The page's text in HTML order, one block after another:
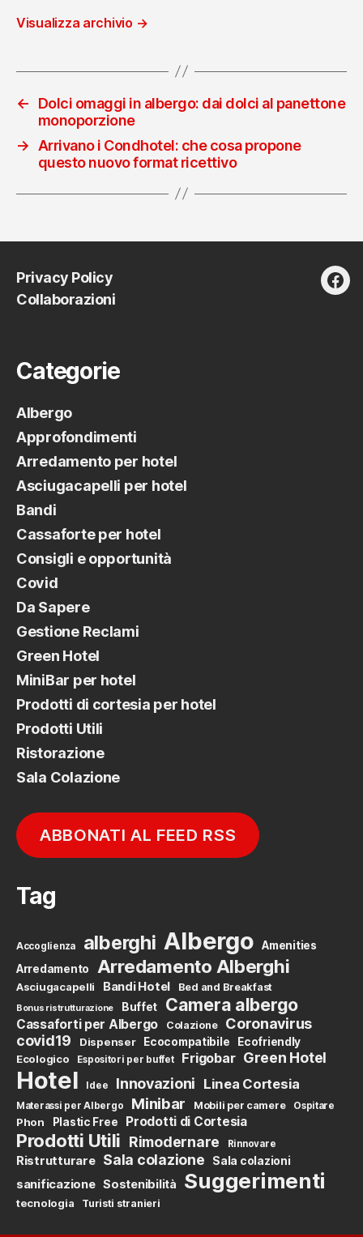
Visualizza archivio →
←
Dolci omaggi in albergo: dai dolci al panettone
monoporzione
→
Arrivano i Condhotel: che cosa propone
questo nuovo format ricettivo
Privacy Policy
Collaborazioni
Categorie
Albergo
Approfondimenti
Arredamento per hotel
Asciugacapelli per hotel
Bandi
Cassaforte per hotel
Consigli e opportunità
Covid
Da Sapere
Gestione Reclami
Green Hotel
MiniBar per hotel
Prodotti di cortesia per hotel
Prodotti Utili
Ristorazione
Sala Colazione
ABBONATI AL FEED RSS
Tag
Accoglienza alberghi Albergo
Amenities
Arredamento
Arredamento Alberghi
Asciugacapelli Bandi Hotel Bed and Breakfast
Bonus ristrutturazione Buffet Camera albergo
Cassaforti per Albergo Colazione
Coronavirus
covid19
Dispenser Ecocompatibile
Ecofriendly
Ecologico
Espositori per buffet Frigobar Green Hotel
Hotel Idee Innovazioni Linea Cortesia
Materassi per Albergo Minibar Mobili per camere Ospitare
Phon Plastic Free Prodotti di Cortesia
Prodotti Utili Rimodernare Rinnovare
Ristrutturare Sala colazione Sala colazioni
sanificazione Sostenibilità Suggerimenti
tecnologia Turisti stranieri